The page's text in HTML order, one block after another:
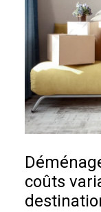
coûts